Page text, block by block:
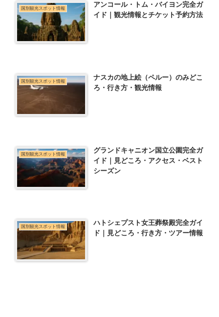
国別観光スポット情報
アンコール・トム・バイヨン完全ガ
イド｜観光情報とチケット予約方法
国別観光スポット情報
ナスカの地上絵（ペルー）のみどこ
ろ・行き方・観光情報
国別観光スポット情報
グランドキャニオン国立公園完全ガ
イド｜見どころ・アクセス・ベスト
シーズン
国別観光スポット情報
ハトシェプスト女王葬祭殿完全ガイ
ド｜見どころ・行き方・ツアー情報